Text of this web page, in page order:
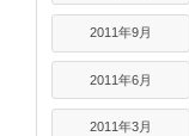
2011年9月
2011年6月
2011年3月